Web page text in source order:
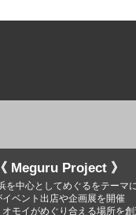
《 Meguru Project 》
中心としてめぐるをテーマ
イベント出店や企画展を開催
モイがめぐり合える場所を